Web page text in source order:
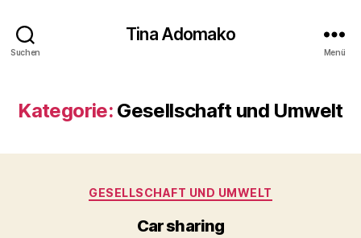
Suchen
Tina Adomako
Menü
Kategorie: Gesellschaft und Umwelt
Kategorien
GESELLSCHAFT UND UMWELT
Car sharing